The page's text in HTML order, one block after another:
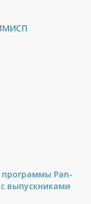
Pan-
выпускниками